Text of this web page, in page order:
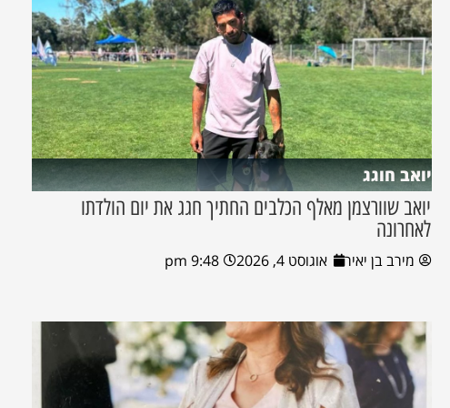
יואב חוגג
יואב שוורצמן מאלף הכלבים החתיך חגג את יום הולדתו
לאחרונה
מירב בן יאיר אוגוסט 4, 2026 9:48 pm